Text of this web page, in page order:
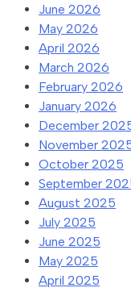
June 2026
May 2026
April 2026
March 2026
February 2026
January 2026
December
November
October 2025
September
August 2025
July 2025
June 2025
May 2025
April 2025